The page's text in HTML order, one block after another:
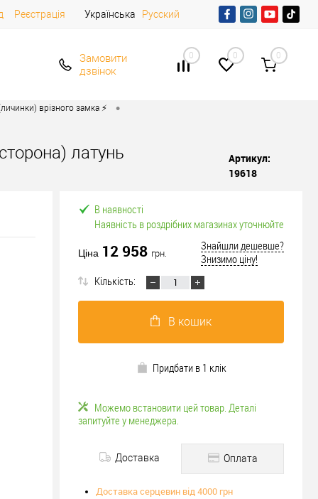
Реєстрація Українська Русский
Замовити
дзвінок
0 0 0
врізного замка ⚡️ •
латунь
Артикул:
19618
В наявності
Наявність в роздрібних магазинах уточнюйте
Ціна 12 958 грн.
Знайшли дешевше?
Знизимо ціну!
Кількість:
В кошик
Придбати в 1 клік
Можемо встановити цей товар. Деталі
запитуйте у менеджера.
Доставка Оплата
Доставка серцевин від 4000 грн